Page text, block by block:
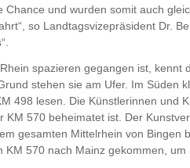
Chance und wurden somit auch
so Landtagsvizepräsident Dr.
spazieren gegangen ist, kennt
stehen sie am Ufer. Im Süden
498 lesen. Die Künstlerinnen und
KM 570 beheimatet ist. Der
gesamten Mittelrhein von Bingen
KM 570 nach Mainz gekommen,